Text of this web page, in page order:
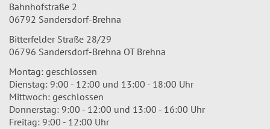
Bahnhofstraße 2
06792 Sandersdorf-Brehna
Bitterfelder Straße 28/29
06796 Sandersdorf-Brehna OT Brehna
Montag: geschlossen
Dienstag: 9:00 - 12:00 und 13:00 - 18:00 Uhr
Mittwoch: geschlossen
Donnerstag: 9:00 - 12:00 und 13:00 - 16:00 Uhr
Freitag: 9:00 - 12:00 Uhr